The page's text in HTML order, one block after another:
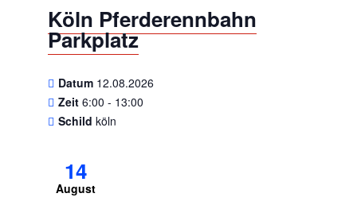
Köln Pferderennbahn
Parkplatz
Datum 12.08.2026
Zeit 6:00 - 13:00
Schild köln
14
August